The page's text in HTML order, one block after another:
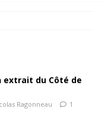
extrait du Côté de
Ragonneau 1